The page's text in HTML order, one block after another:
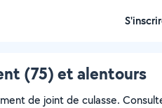
(75) et alentours
de joint de culasse.